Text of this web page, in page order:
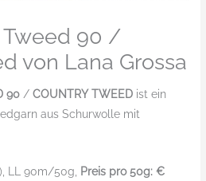
Tweed 90 /
von Lana Grossa
90 /COUNTRY TWEED ist ein
aus Schurwolle mit
LL 90m/50g, Preis pro 50g: €